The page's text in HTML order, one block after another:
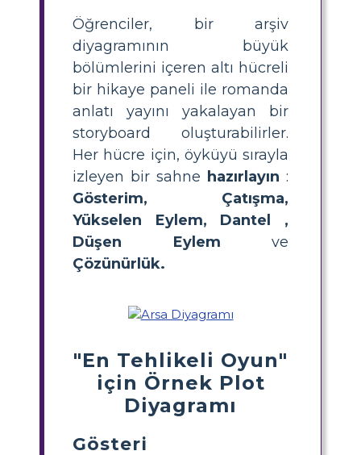
Öğrenciler, bir arşiv
diyagramının büyük
bölümlerini içeren altı hücreli
bir hikaye paneli ile romanda
anlatı yayını yakalayan bir
storyboard oluşturabilirler.
Her hücre için, öyküyü sırayla
izleyen bir sahne hazırlayın :
Gösterim, Çatışma,
Yükselen Eylem,
Dantel
,
Düşen Eylem ve
Çözünürlük.
"En Tehlikeli Oyun"
için Örnek Plot
Diyagramı
Gösteri